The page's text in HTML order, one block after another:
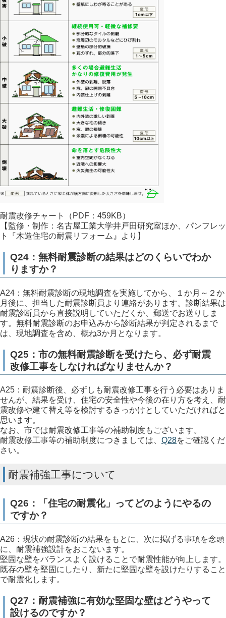
耐震改修チャート（PDF：459KB）
【監修・制作：名古屋工業大学井戸田研究室ほか、パンフレッ
ト『木造住宅の耐震リフォーム』より】
Q24：無料耐震診断の結果はどのくらいでわか
りますか？
A24：無料耐震診断の現地調査を実施してから、１か月～２か
月後に、担当した耐震診断員より連絡があります。診断結果は
耐震診断員から直接説明していただくか、郵送でお送りしま
す。無料耐震診断のお申込みから診断結果が判定されるまで
は、現地調査を含め、概ね3か月となります。
Q25：市の無料耐震診断を受けたら、必ず耐震
改修工事をしなければなりませんか？
A25：耐震診断後、必ずしも耐震改修工事を行う必要はありま
せんが、結果を受け、住宅の安全性や今後の在り方を考え、耐
震改修や建て替え等を検討するきっかけとしていただければと
思います。
なお、市では耐震改修工事等の補助制度もございます。
耐震改修工事等の補助制度につきましては、 Q28をご確認くだ
さい。
耐震補強工事について
Q26：「住宅の耐震化」ってどのようにやるの
ですか？
A26：現状の耐震診断の結果をもとに、次に掲げる事項を念頭
に、耐震補強設計をおこないます。
堅固な壁をバランスよく設けることで耐震性能が向上します。
既存の壁を堅固にしたり、新たに堅固な壁を設けたりすること
で耐震化します。
Q27：耐震補強に有効な堅固な壁はどうやって
設けるのですか？